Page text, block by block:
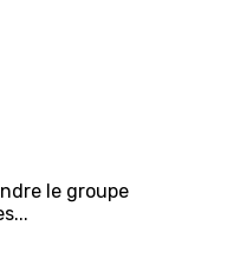
le groupe